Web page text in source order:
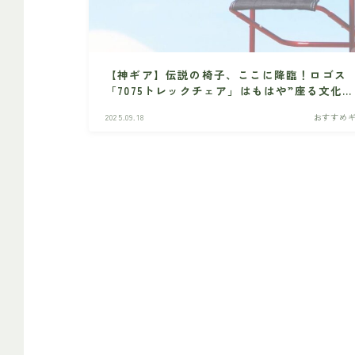
【神ギア】伝説の椅子、ここに降臨！ロゴス
「7075トレックチェア」はもはや”座る文化遺
2025.09.18 おすすめ